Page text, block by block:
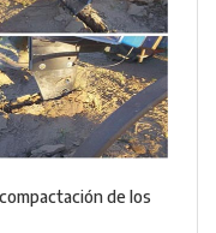
de los